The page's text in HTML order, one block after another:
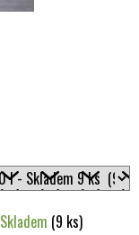
Skladem (9 ks)